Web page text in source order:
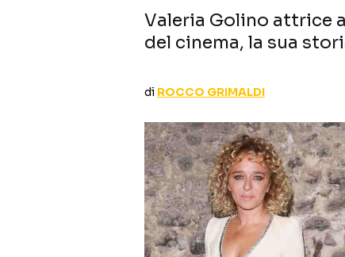
Valeria Golino attrice
del cinema, la sua
di ROCCO GRIMALDI